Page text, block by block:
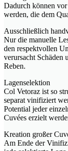
Dadurch können
werden, die dem
Ausschließlich
Nur die manuelle
den respektvollen
verursacht Schäden
Reben.
Lagenselektion
Col Vetoraz ist so
separat vinifiziert
Potential jeder
Cuvées erzielt
Kreation großer
Am Ende der